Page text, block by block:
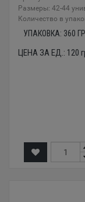
Размеры: 42-44
Количество в
УПАКОВКА: 360
ЦЕНА ЗА ЕД.: 120